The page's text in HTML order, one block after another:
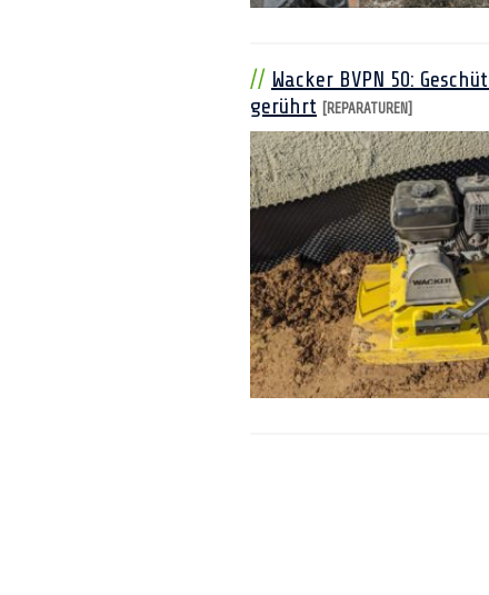
Wacker BVPN 50:
gerührt
[REPARATUREN]